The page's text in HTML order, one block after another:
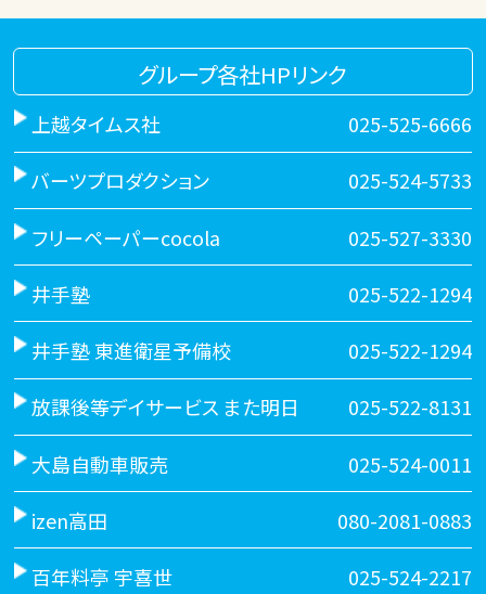
グループ各社HPリンク
上越タイムス社 025-525-6666
バーツプロダクション 025-524-5733
フリーペーパーcocola 025-527-3330
井手塾 025-522-1294
井手塾 東進衛星予備校 025-522-1294
放課後等デイサービス また明日 025-522-8131
大島自動車販売 025-524-0011
izen高田 080-2081-0883
百年料亭 宇喜世 025-524-2217